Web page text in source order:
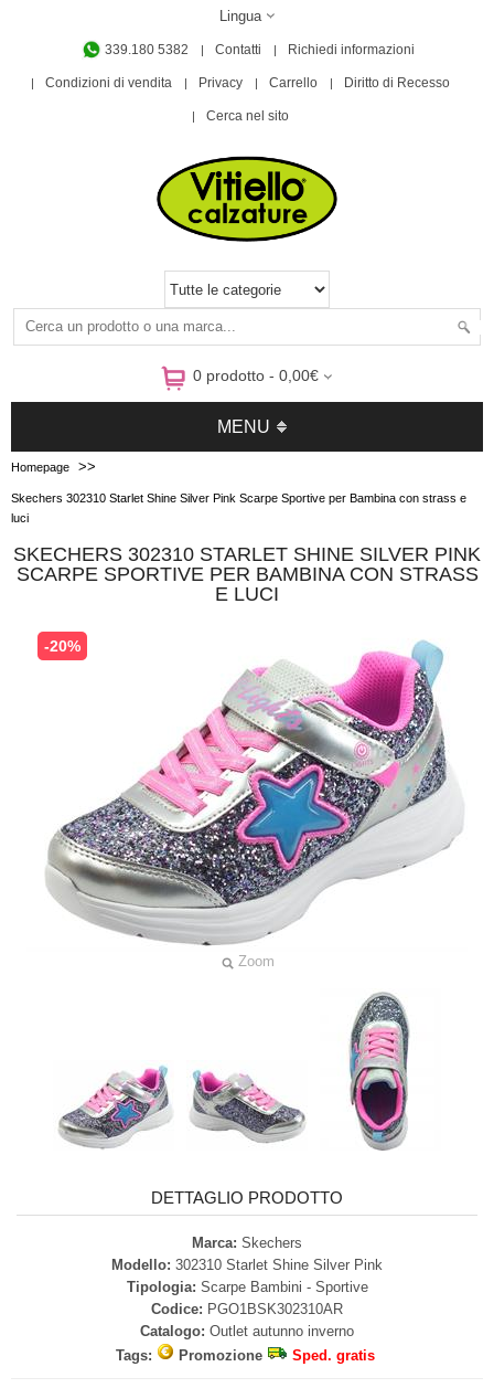
Lingua
339.180 5382 Contatti Richiedi informazioni
Condizioni di vendita Privacy Carrello Diritto di Recesso
Cerca nel sito
0 prodotto - 0,00€
MENU
Homepage >>
Skechers 302310 Starlet Shine Silver Pink Scarpe Sportive per Bambina con strass e
luci
SKECHERS 302310 STARLET SHINE SILVER PINK
SCARPE SPORTIVE PER BAMBINA CON STRASS
E LUCI
Zoom
-20%
DETTAGLIO PRODOTTO
Marca: Skechers
Modello: 302310 Starlet Shine Silver Pink
Tipologia: Scarpe Bambini - Sportive
Codice: PGO1BSK302310AR
Catalogo: Outlet autunno inverno
Tags:
Promozione Sped. gratis